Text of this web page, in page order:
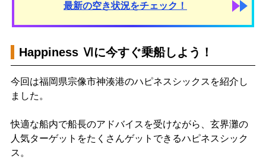
最新の空き状況をチェック！
Happiness Ⅵに今すぐ乗船しよう！
今回は福岡県宗像市神湊港のハピネスシックスを紹介し
ました。
快適な船内で船長のアドバイスを受けながら、玄界灘の
人気ターゲットをたくさんゲットできるハピネスシック
ス。